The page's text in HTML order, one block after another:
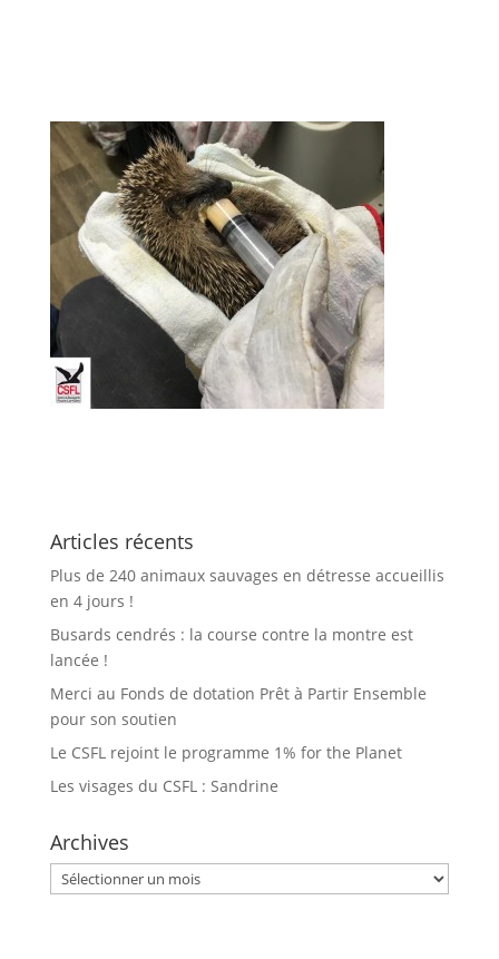
Articles récents
Plus de 240 animaux sauvages en détresse accueillis
en 4 jours !
Busards cendrés : la course contre la montre est
lancée !
Merci au Fonds de dotation Prêt à Partir Ensemble
pour son soutien
Le CSFL rejoint le programme 1% for the Planet
Les visages du CSFL : Sandrine
Archives
Archives